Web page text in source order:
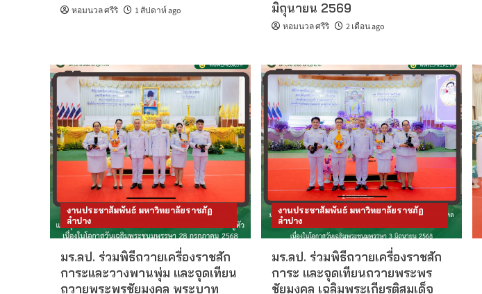
หอมนวล ศรีริ 1 สัปดาห์ ago
มิถุนายน 2569
หอมนวล ศรีริ 2 เดือน ago
งานประชาสัมพันธ์ มหาวิทยาลัยราชภัฏ
ลำปาง
มร.ลป. ร่วมพิธีถวายเครื่องราชสัก
การะและวางพานพุ่ม และจุดเทียน
ถวายพระพรชัยมงคล พระบาท
งานประชาสัมพันธ์ มหาวิทยาลัยราชภัฏ
ลำปาง
มร.ลป. ร่วมพิธีถวายเครื่องราชสัก
การะ และจุดเทียนถวายพระพร
ชัยมงคล เฉลิมพระเกียรติสมเด็จ